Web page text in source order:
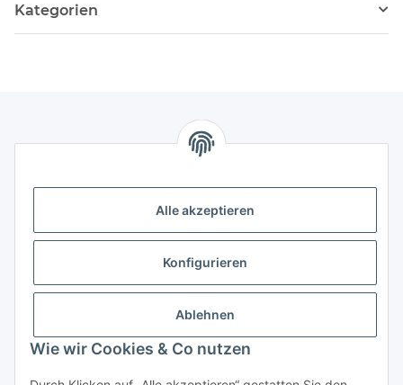
Alle akzeptieren
Konfigurieren
Ablehnen
Wie wir Cookies & Co nutzen
Kategorien
Deutschland